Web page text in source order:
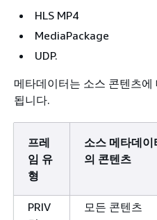
HLS MP4
MediaPackage
UDP.
메타데이터는 소스 콘텐츠
됩니다.
프레
임 유
형
소스 메타데이
의 콘텐츠
PRIV
모든 콘텐츠